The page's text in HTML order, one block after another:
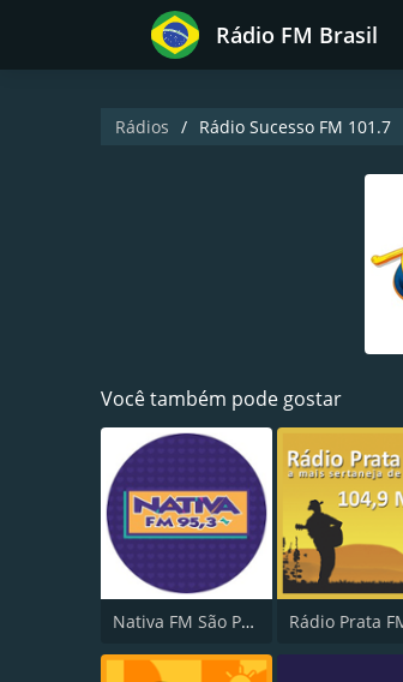
Rádio FM Brasil
Rádios Rádio Sucesso FM 101.7
Você também pode gostar
Nativa FM São Paulo Rádio Prata